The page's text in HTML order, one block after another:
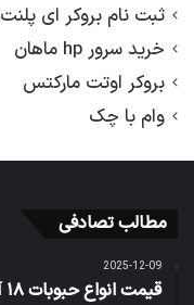
ثبت نام بروکر ای پلنت
خرید سرور hp ماهان
بروکر اوتت مارکتس
وام با چک
مطالب تصادفی
2025-12-09
قیمت انواع حبوبات ۱۸ آذر ۱۴۰۴